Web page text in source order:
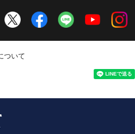
ついて